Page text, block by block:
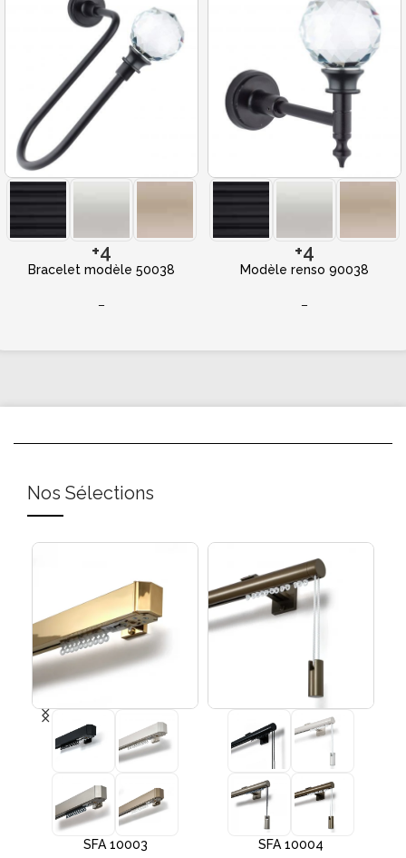
+4
Bracelet modèle 50038
–
+4
Modèle renso 90038
–
Nos Sélections
SFA 10003 SFA 10004